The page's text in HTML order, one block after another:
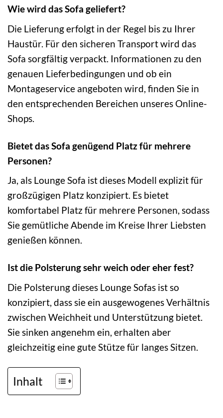
Wie wird das Sofa geliefert?
Die Lieferung erfolgt in der Regel bis zu Ihrer
Haustür. Für den sicheren Transport wird das
Sofa sorgfältig verpackt. Informationen zu den
genauen Lieferbedingungen und ob ein
Montageservice angeboten wird, finden Sie in
den entsprechenden Bereichen unseres Online-
Shops.
Bietet das Sofa genügend Platz für mehrere
Personen?
Ja, als Lounge Sofa ist dieses Modell explizit für
großzügigen Platz konzipiert. Es bietet
komfortabel Platz für mehrere Personen, sodass
Sie gemütliche Abende im Kreise Ihrer Liebsten
genießen können.
Ist die Polsterung sehr weich oder eher fest?
Die Polsterung dieses Lounge Sofas ist so
konzipiert, dass sie ein ausgewogenes Verhältnis
zwischen Weichheit und Unterstützung bietet.
Sie sinken angenehm ein, erhalten aber
gleichzeitig eine gute Stütze für langes Sitzen.
Inhalt